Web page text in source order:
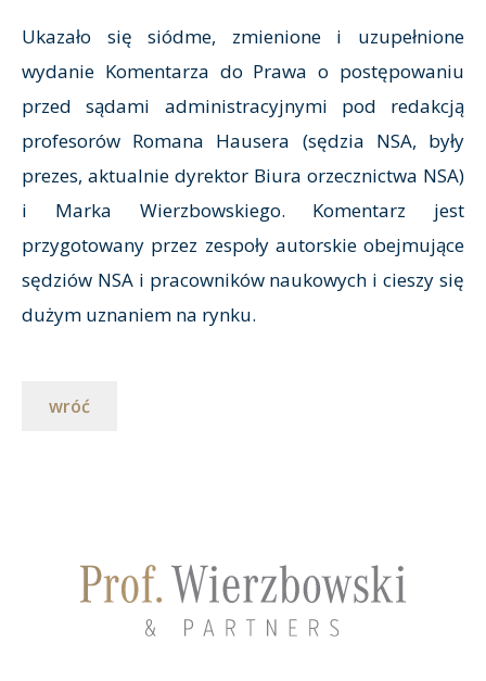
Ukazało się siódme, zmienione i uzupełnione
wydanie Komentarza do Prawa o postępowaniu
przed sądami administracyjnymi pod redakcją
profesorów Romana Hausera (sędzia NSA, były
prezes, aktualnie dyrektor Biura orzecznictwa NSA)
i Marka Wierzbowskiego. Komentarz jest
przygotowany przez zespoły autorskie obejmujące
sędziów NSA i pracowników naukowych i cieszy się
dużym uznaniem na rynku.
wróć